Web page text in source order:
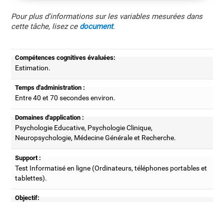
Pour plus d'informations sur les variables mesurées dans
cette tâche, lisez ce document.
Compétences cognitives évaluées:
Estimation.
Temps d'administration :
Entre 40 et 70 secondes environ.
Domaines d'application :
Psychologie Educative, Psychologie Clinique,
Neuropsychologie, Médecine Générale et Recherche.
Support :
Test Informatisé en ligne (Ordinateurs, téléphones portables et
tablettes).
Objectif: